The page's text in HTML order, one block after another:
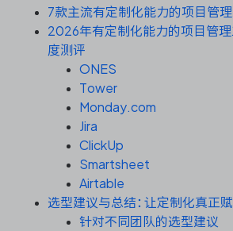
服务台和工单管理
IPD 研发管理
ASPICE 研发管理
7款主流有定制化能力的项目管
2026年有定制化能力的项目管
度测评
ONES
Tower
Monday.com
Jira
ClickUp
Smartsheet
Airtable
选型建议与总结：让定制化真正
针对不同团队的选型建议